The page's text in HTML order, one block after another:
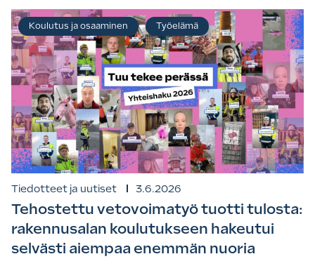
Tiedotteet ja uutiset 3.6.2026
Tehostettu vetovoimatyö tuotti tulosta:
rakennusalan koulutukseen hakeutui
selvästi aiempaa enemmän nuoria
Koulutus ja osaaminen Työelämä